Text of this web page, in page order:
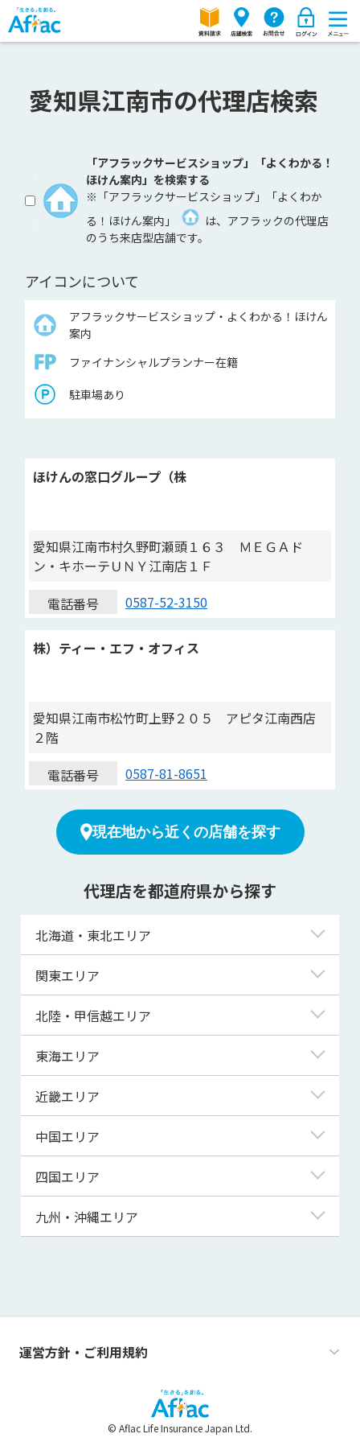
愛知県江南市の代理店検索
「アフラックサービスショップ」「よくわかる！
ほけん案内」を検索する
※「アフラックサービスショップ」「よくわか
る！ほけん案内」
は、アフラックの代理店
のうち来店型店舗です。
アイコンについて
アフラックサービスショップ・よくわかる！ほけん
案内
ファイナンシャルプランナー在籍
駐車場あり
ほけんの窓口グループ（株
愛知県江南市村久野町瀬頭１６３ ＭＥＧＡド
ン・キホーテＵＮＹ江南店１Ｆ
電話番号
0587-52-3150
株）ティー・エフ・オフィス
愛知県江南市松竹町上野２０５ アピタ江南西店
２階
電話番号
0587-81-8651
現在地から近くの店舗を探す
代理店を都道府県から探す
北海道・東北エリア
北海道
青森県
宮城県
秋田県
山形県
関東エリア
東京都
神奈川県
埼玉県
千葉県
茨城県
群馬県
北陸・甲信越エリア
新潟県
富山県
福井県
山梨県
長野県
東海エリア
岐阜県
静岡県
三重県
近畿エリア
滋賀県
京都府
大阪府
兵庫県
和歌山県
中国エリア
鳥取県
島根県
山口県
四国エリア
徳島県
高知県
九州・沖縄エリア
熊本県
運営方針・ご利用規約
© Aflac Life Insurance Japan Ltd.